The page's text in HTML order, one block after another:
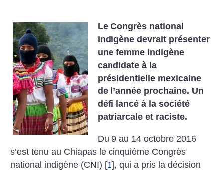
Le Congrès national
indigène devrait présenter
une femme indigène
candidate à la
présidentielle mexicaine
de l’année prochaine. Un
défi lancé à la société
patriarcale et raciste.
Du 9 au 14 octobre 2016
s’est tenu au Chiapas le cinquième Congrès
national indigène (CNI) [1], qui a pris la décision